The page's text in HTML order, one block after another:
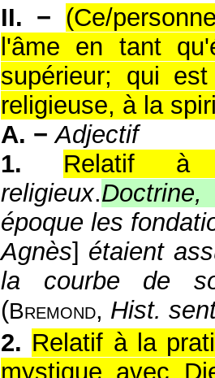
II. − (Ce/
l'âme en tant
supérieur; qui
religieuse, à la
A. − Adjectif
1.
Relatif à
religieux.
époque les
Agnès] étaient
la courbe de
(Bremond, Hist.
2. Relatif à la
mystique avec